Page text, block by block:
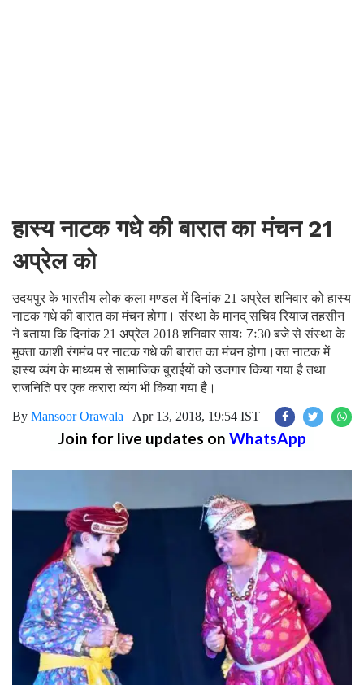
हास्य नाटक गधे की बारात का मंचन 21
अप्रेल को
उदयपुर के भारतीय लोक कला मण्डल में दिनांक 21 अप्रेल शनिवार को हास्य
नाटक गधे की बारात का मंचन होगा। संस्था के मानद् सचिव रियाज तहसीन
ने बताया कि दिनांक 21 अप्रेल 2018 शनिवार सायः 7ः30 बजे से संस्था के
मुक्ता काशी रंगमंच पर नाटक गधे की बारात का मंचन होगा।क्त नाटक में
हास्य व्यंग के माध्यम से सामाजिक बुराईयों को उजगार किया गया है तथा
राजनिति पर एक करारा व्यंग भी किया गया है।
By Mansoor Orawala | Apr 13, 2018, 19:54 IST
Join for live updates on WhatsApp